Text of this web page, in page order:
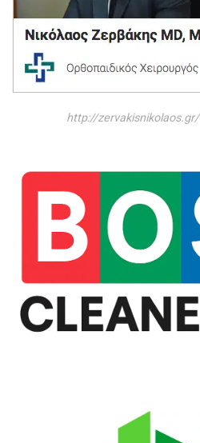
http://zervakisnikolaos.gr/